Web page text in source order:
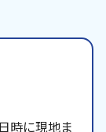
時に現地ま